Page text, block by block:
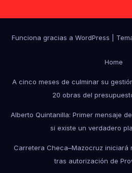
Funciona gracias a WordPress
Home
A cinco meses de culminar su
20 obras del
Alberto Quintanilla: Primer mensaje
si existe un verdadero
Carretera Checa–Mazocruz iniciará
tras autorización de